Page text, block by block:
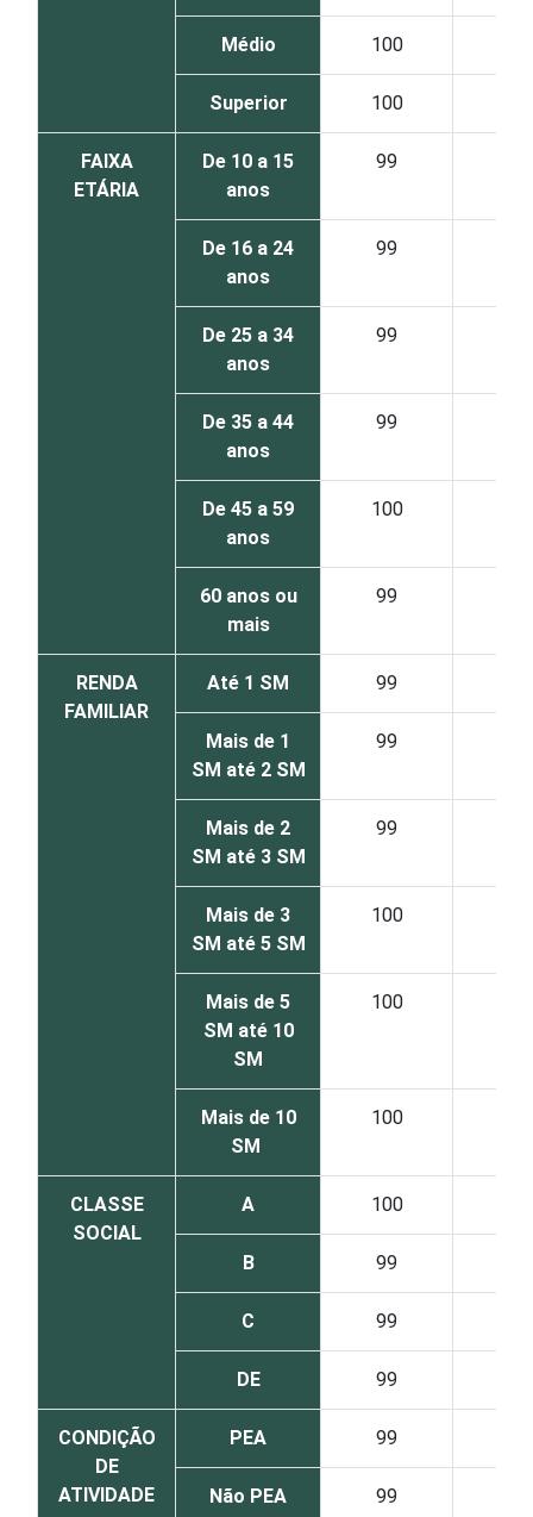
Médio 100
Superior 100
FAIXA
ETÁRIA
De 10 a 15
anos
99
De 16 a 24
anos
99
De 25 a 34
anos
99
De 35 a 44
anos
99
De 45 a 59
anos
100
60 anos ou
mais
99
RENDA
FAMILIAR
Até 1 SM 99
Mais de 1
SM até 2 SM
99
Mais de 2
SM até 3 SM
99
Mais de 3
SM até 5 SM
100
Mais de 5
SM até 10
SM
100
Mais de 10
SM
100
CLASSE
SOCIAL
A 100
B 99
C 99
DE 99
CONDIÇÃO
DE
ATIVIDADE
PEA 99
Não PEA 99